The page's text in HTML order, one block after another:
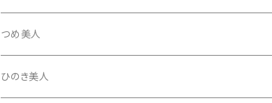
三角柱入
13絃用琴台（低）
13絃用琴台（高）
桐柱箱
消音フェルト
一丁撥入
三角撥入（ファスナー式）
撥
長唄・民謡撥
撥さや
つめ美人
ひのき美人